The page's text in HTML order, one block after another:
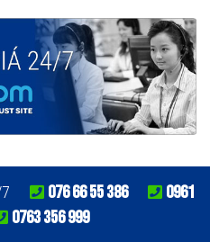
076 66 55 386
0961
0763 356 999